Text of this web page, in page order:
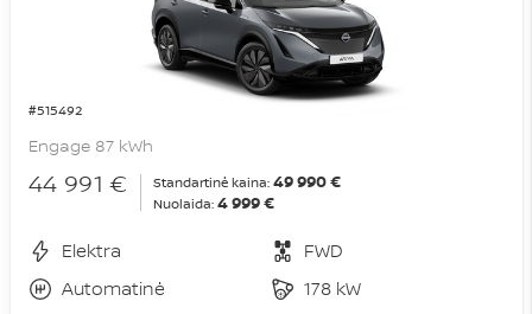
#515492
Engage 87 kWh
44 991 € Standartinė kaina: 49 990 €
Nuolaida: 4 999 €
Elektra
FWD
Automatinė
178 kW